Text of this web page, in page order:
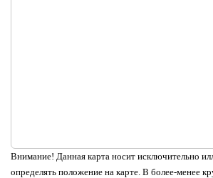
Внимание! Данная карта носит исключительно
определять положение на карте. В более-менее